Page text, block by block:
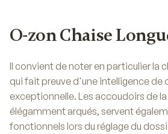
O-zon Chaise
Il convient de noter en particulier la
qui fait preuve d'une intelligence de
exceptionnelle. Les accoudoirs de
élégamment arqués, servent
fonctionnels lors du réglage du